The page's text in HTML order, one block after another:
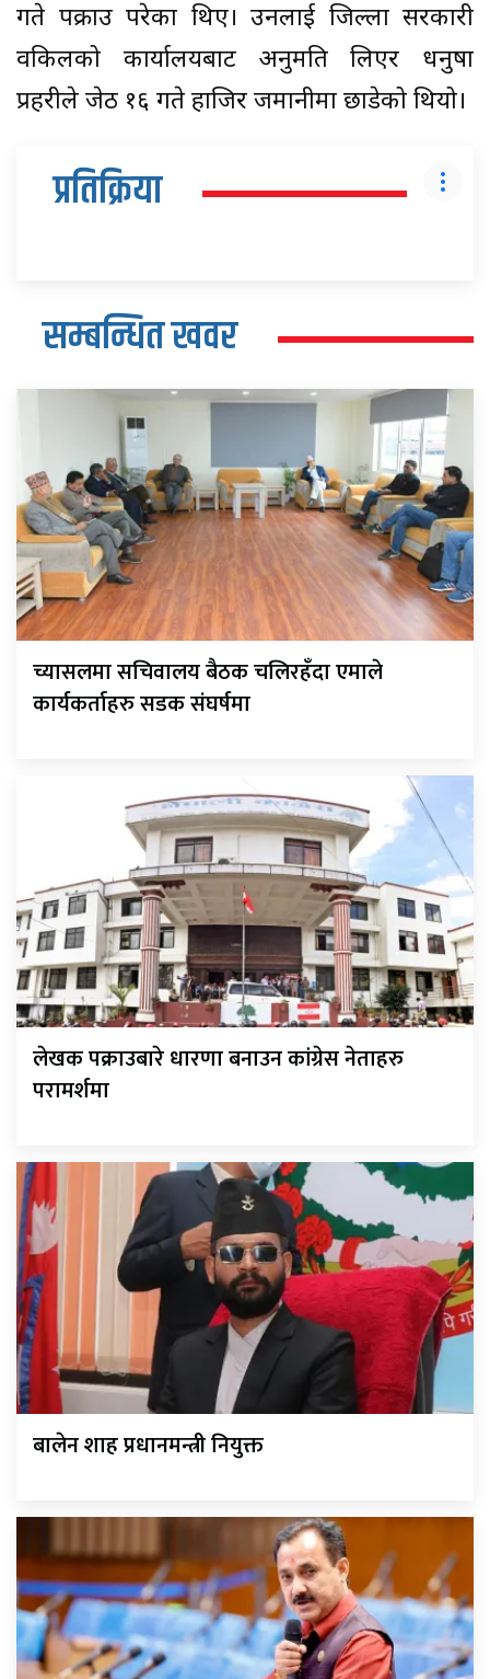
गते पक्राउ परेका थिए। उनलाई जिल्ला सरकारी
वकिलको कार्यालयबाट अनुमति लिएर धनुषा
प्रहरीले जेठ १६ गते हाजिर जमानीमा छाडेको थियो।
प्रतिक्रिया
सम्बन्धित खवर
च्यासलमा सचिवालय बैठक चलिरहँदा एमाले
कार्यकर्ताहरु सडक संघर्षमा
लेखक पक्राउबारे धारणा बनाउन कांग्रेस नेताहरु
परामर्शमा
बालेन शाह प्रधानमन्त्री नियुक्त